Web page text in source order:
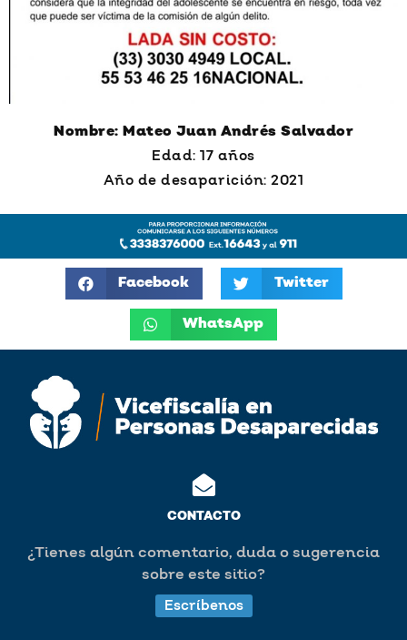
Nombre: Mateo Juan Andrés Salvador
Edad: 17 años
Año de desaparición: 2021
Facebook Twitter
WhatsApp
CONTACTO
¿Tienes algún comentario, duda o sugerencia
sobre este sitio?
Escríbenos